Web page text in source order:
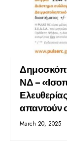
ΝΔ –
απαντούν
March 20, 2025